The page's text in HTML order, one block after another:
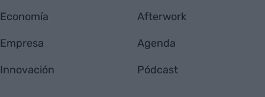
Economía
Empresa
Innovación
Afterwork
Agenda
Pódcast